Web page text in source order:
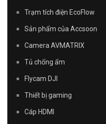
Trạm tích điện EcoFlow
Sản phẩm của Accsoon
Camera AVMATRIX
Tủ chống ẩm
Flycam DJI
Thiết bị gaming
Cáp HDMI